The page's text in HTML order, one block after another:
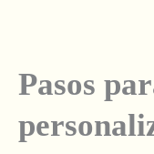
Pasos